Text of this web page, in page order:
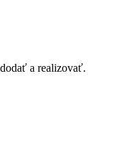
a realizovať.